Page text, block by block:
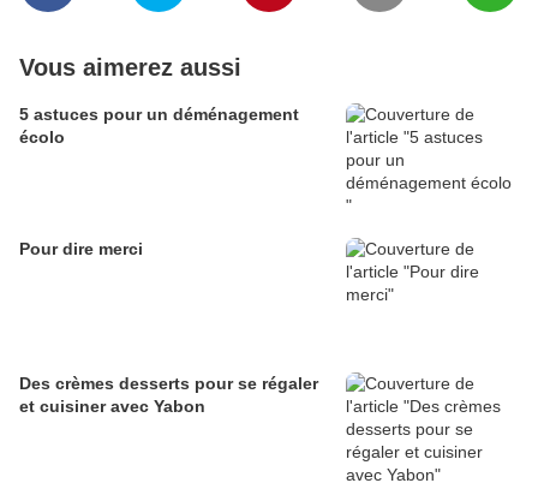
Vous aimerez aussi
5 astuces pour un déménagement
écolo
Pour dire merci
Des crèmes desserts pour se régaler
et cuisiner avec Yabon